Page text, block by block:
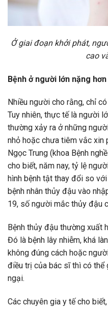
Ở giai đoạn khởi phát,
cao
Bệnh ở người lớn nặng
Nhiều người cho rằng, chỉ
Tuy nhiên, thực tế là người
thường xảy ra ở những
nhỏ hoặc chưa tiêm vắc xin
Ngọc Trung (khoa Bệnh
cho biết, năm nay, tỷ lệ
hình bệnh tật thay đổi so
bệnh nhân thủy đậu vào
19, số người mắc thủy đậu
Bệnh thủy đậu thường xuất
Đó là bệnh lây nhiễm, khá
không đúng cách hoặc
điều trị của bác sĩ thì có thể
ngại.
Các chuyên gia y tế cho